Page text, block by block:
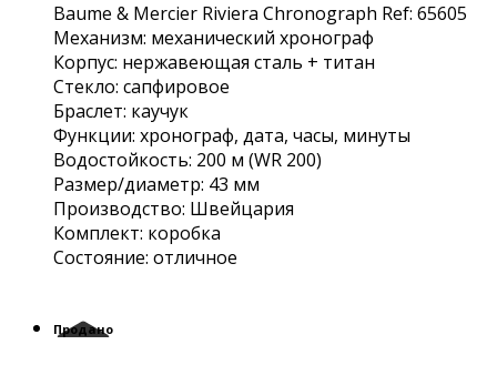
Baume & Mercier Riviera Chronograph Ref: 65605
Механизм: механический хронограф
Корпус: нержавеющая сталь + титан
Стекло: сапфировое
Браслет: каучук
Функции: хронограф, дата, часы, минуты
Водостойкость: 200 м (WR 200)
Размер/диаметр: 43 мм
Производство: Швейцария
Комплект: коробка
Состояние: отличное
Продано